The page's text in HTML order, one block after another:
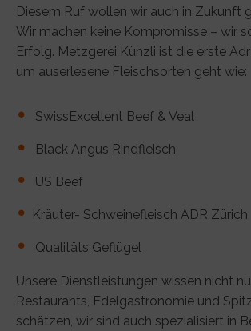
Diesem Ruf wollen wir auch in Zukunft
Wir machen keine Kompromisse – wir
Erfolg. Metzgerei Künzli ist die erste
um auserlesene Fleischsorten geht wie:
SwissExcellent Beef & Veal
Black Angus Rindfleisch
US Beef
Kräuter- Schweinefleisch ADR Zürich
Qualitäts Geflügel
Unsere Dienstleistungen wissen nicht
Restaurants, Edelgastronomie und
schätzen, wir sind auch spezialisiert in